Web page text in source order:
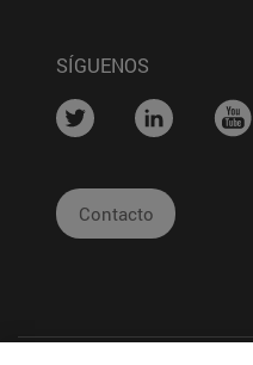
SÍGUENOS
.... .... ....
Contacto